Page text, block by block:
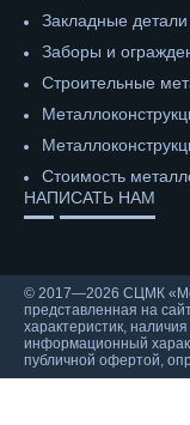
Закладные детали
Заборы и
Строительные
Cтоимость
НАПИСАТЬ НАМ
© 2017—2026 СЦМК
представленная на
характеристик,
информационный
публичной офертой,